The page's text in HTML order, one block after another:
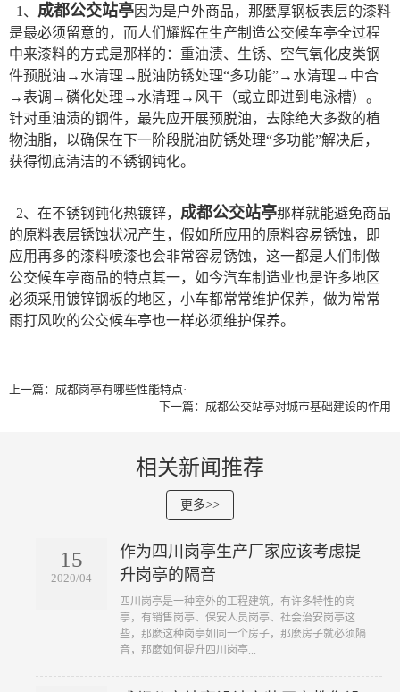
1、 成都公交站亭因为是户外商品，那麼厚钢板表层的漆料
是最必须留意的，而人们耀辉在生产制造公交候车亭全过程
中来漆料的方式是那样的：重油渍、生锈、空气氧化皮类钢
件预脱油→水清理→脱油防锈处理“多功能”→水清理→中合
→表调→磷化处理→水清理→风干（或立即进到电泳槽）。
针对重油渍的钢件，最先应开展预脱油，去除绝大多数的植
物油脂，以确保在下一阶段脱油防锈处理“多功能”解决后，
获得彻底清洁的不锈钢钝化。
2、在不锈钢钝化热镀锌， 成都公交站亭那样就能避免商品
的原料表层锈蚀状况产生，假如所应用的原料容易锈蚀，即
应用再多的漆料喷漆也会非常容易锈蚀，这一都是人们制做
公交候车亭商品的特点其一，如今汽车制造业也是许多地区
必须采用镀锌钢板的地区，小车都常常维护保养，做为常常
雨打风吹的公交候车亭也一样必须维护保养。
上一篇：成都岗亭有哪些性能特点·
下一篇：成都公交站亭对城市基础建设的作用
相关新闻推荐
更多>>
15
2020/04
作为四川岗亭生产厂家应该考虑提
升岗亭的隔音
四川岗亭是一种室外的工程建筑，有许多特性的岗
亭，有销售岗亭、保安人员岗亭、社会治安岗亭这
些，那麼这种岗亭如同一个房子，那麼房子就必须隔
音，那麼如何提升四川岗亭...